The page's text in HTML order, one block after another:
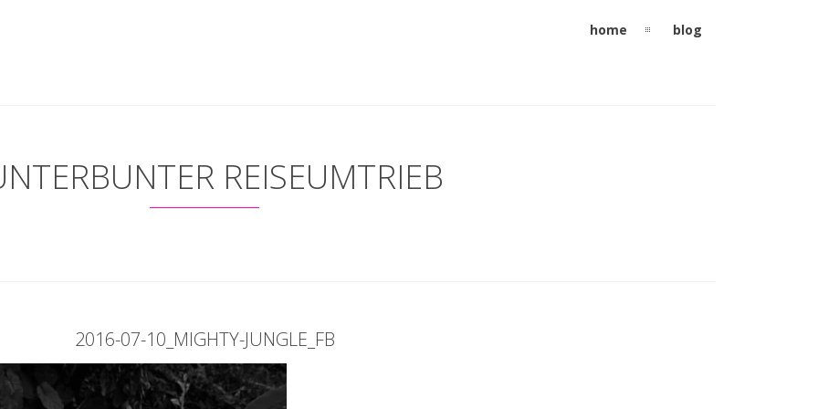
home blog
REISEUMTRIEB
2016-07-10_MIGHTY-JUNGLE_FB